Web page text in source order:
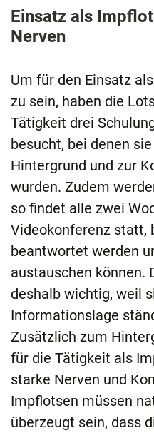
Einsatz als
Nerven
Um für den Einsatz
zu sein, haben die
Tätigkeit drei
besucht, bei denen
Hintergrund und zur
wurden. Zudem
so findet alle zwei
Videokonferenz statt,
beantwortet werden
austauschen können.
deshalb wichtig, weil
Informationslage
Zusätzlich zum
für die Tätigkeit als
starke Nerven und
Impflotsen müssen
überzeugt sein, dass